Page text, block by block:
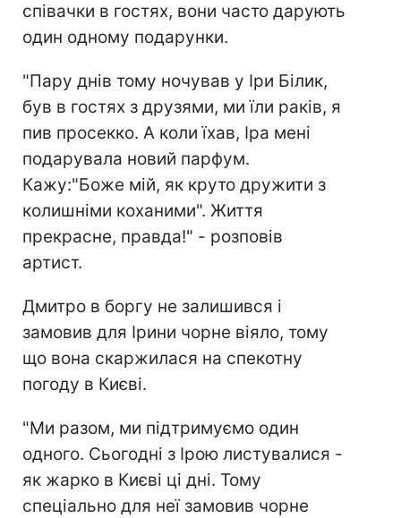
співачки в гостях, вони часто дарують
один одному подарунки.
"Пару днів тому ночував у Іри Білик,
був в гостях з друзями, ми їли раків, я
пив просекко. А коли їхав, Іра мені
подарувала новий парфум.
Кажу:"Боже мій, як круто дружити з
колишніми коханими". Життя
прекрасне, правда!" - розповів
артист.
Дмитро в боргу не залишився і
замовив для Ірини чорне віяло, тому
що вона скаржилася на спекотну
погоду в Києві.
"Ми разом, ми підтримуємо один
одного. Сьогодні з Ірою листувалися -
як жарко в Києві ці дні. Тому
спеціально для неї замовив чорне